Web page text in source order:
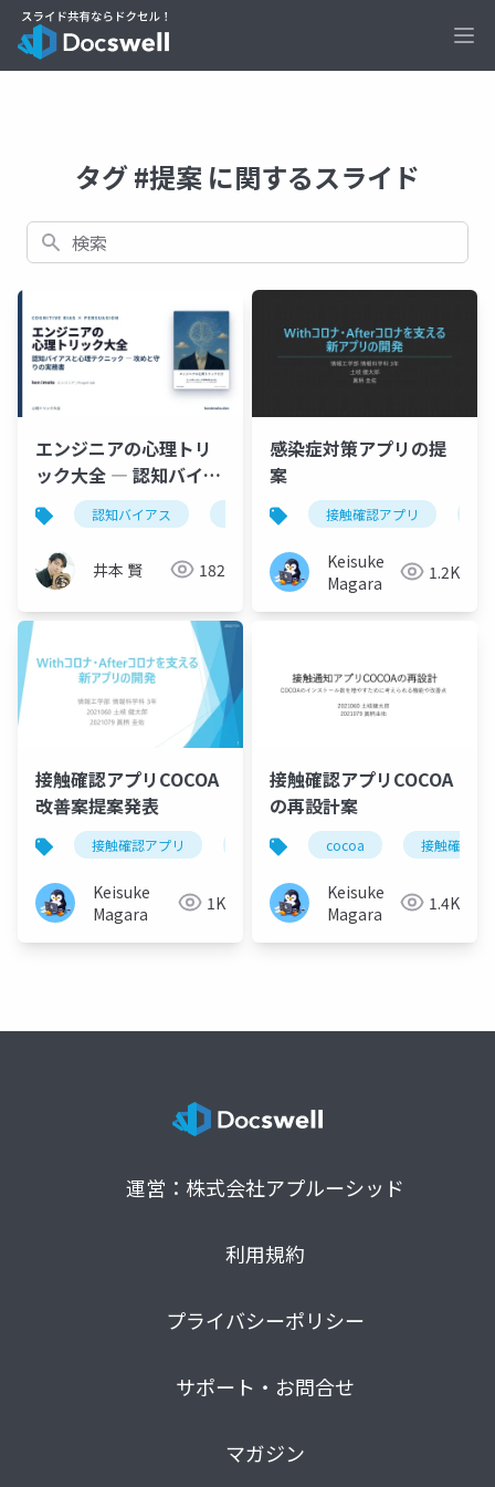
タグ #提案 に関するスライド
検索
エンジニアの心理トリ
ック大全 ― 認知バイア
スと心理テクニック
（入門）
認知バイアス エンジニア チー
井本 賢 182
感染症対策アプリの提
案
接触確認アプリ
Keisuke
Magara
1.2K
接触確認アプリCOCOA
改善案提案発表
接触確認アプリ cocoa 提案 android
Keisuke
Magara
1K
接触確認アプリCOCOA
の再設計案
cocoa 接触確認ア
Keisuke
Magara
1.4K
運営：株式会社アプルーシッド
利用規約
プライバシーポリシー
サポート・お問合せ
マガジン